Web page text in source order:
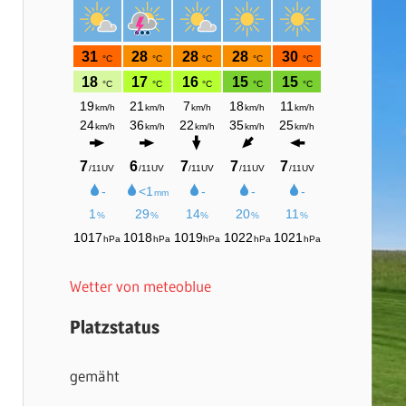
Wetter von meteoblue
Platzstatus
gemäht